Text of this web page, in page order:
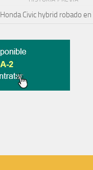
Honda Civic hybrid robado en